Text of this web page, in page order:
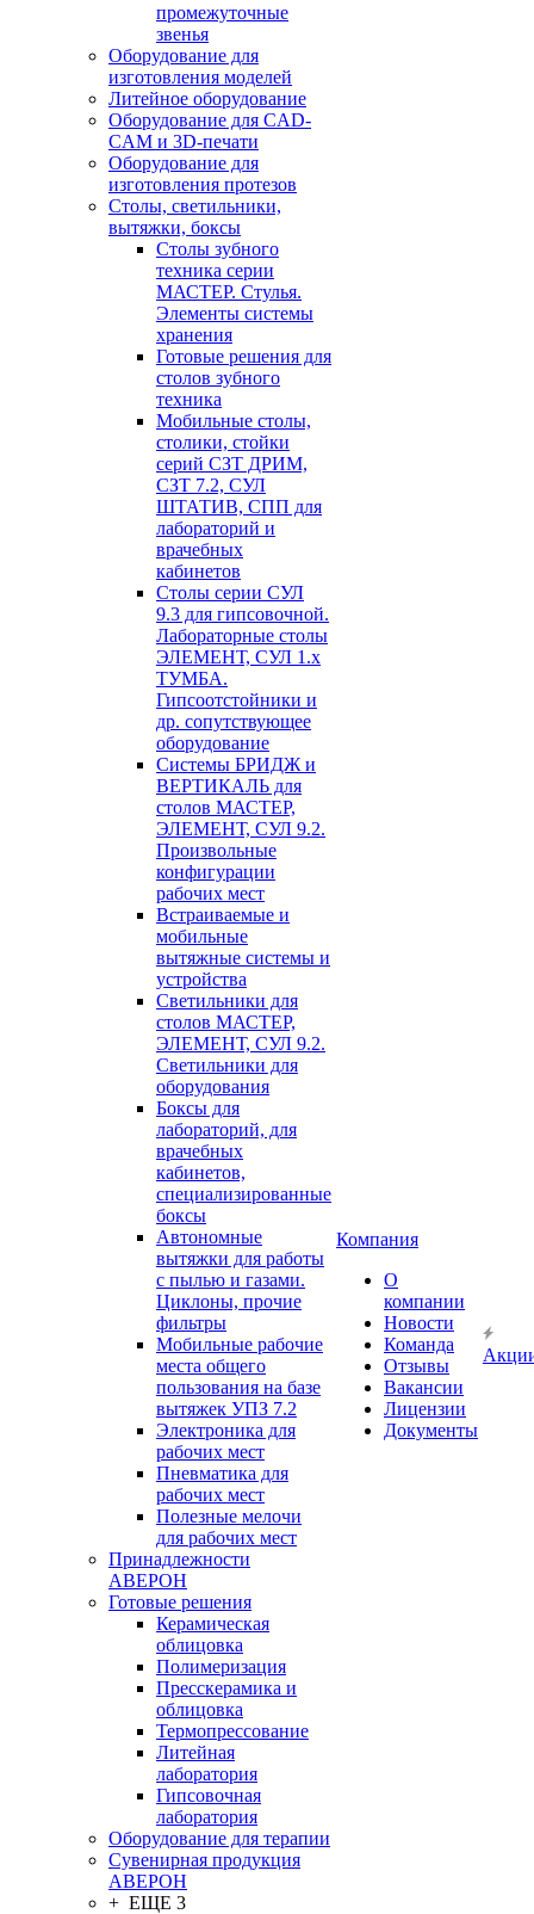
промежуточные
звенья
Оборудование для
изготовления моделей
Литейное оборудование
Оборудование для CAD-
CAM и 3D-печати
Оборудование для
изготовления протезов
Cтолы, светильники,
вытяжки, боксы
Столы зубного
техника серии
МАСТЕР. Стулья.
Элементы системы
хранения
Готовые решения для
столов зубного
техника
Мобильные столы,
столики, стойки
серий СЗТ ДРИМ,
СЗТ 7.2, СУЛ
ШТАТИВ, СПП для
лабораторий и
врачебных
кабинетов
Столы серии СУЛ
9.3 для гипсовочной.
Лабораторные столы
ЭЛЕМЕНТ, СУЛ 1.х
ТУМБА.
Гипсоотстойники и
др. сопутствующее
оборудование
Системы БРИДЖ и
ВЕРТИКАЛЬ для
столов МАСТЕР,
ЭЛЕМЕНТ, СУЛ 9.2.
Произвольные
конфигурации
рабочих мест
Встраиваемые и
мобильные
вытяжные системы и
устройства
Светильники для
столов МАСТЕР,
ЭЛЕМЕНТ, СУЛ 9.2.
Светильники для
оборудования
Боксы для
лабораторий, для
врачебных
кабинетов,
специализированные
боксы
Автономные
вытяжки для работы
с пылью и газами.
Циклоны, прочие
фильтры
Мобильные рабочие
места общего
пользования на базе
вытяжек УПЗ 7.2
Электроника для
рабочих мест
Пневматика для
рабочих мест
Полезные мелочи
для рабочих мест
Принадлежности
АВЕРОН
Готовые решения
Керамическая
облицовка
Полимеризация
Пресскерамика и
облицовка
Термопрессование
Литейная
лаборатория
Гипсовочная
лаборатория
Оборудование для терапии
Сувенирная продукция
АВЕРОН
+ ЕЩЕ 3
Компания
О
компании
Новости
Команда
Отзывы
Вакансии
Лицензии
Документы